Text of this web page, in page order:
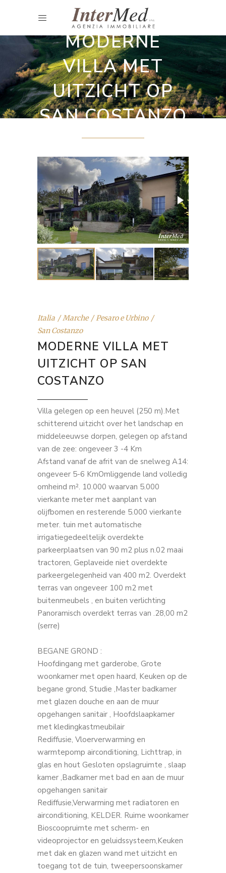
Villa
MODERNE
VILLA MET
UITZICHT OP
SAN COSTANZO
Italia Marche
Pesaro e Urbino
San Costanzo
MODERNE VILLA MET
UITZICHT OP SAN
COSTANZO
Villa gelegen op een heuvel (250 m).Met
schitterend uitzicht over het landschap en
middeleeuwse dorpen, gelegen op afstand
van de zee: ongeveer 3 -4 Km
Afstand vanaf de afrit van de snelweg A14:
ongeveer 5-6 KmOmliggende land volledig
omheind m². 10.000 waarvan 5.000
vierkante meter met aanplant van
olijfbomen en resterende 5.000 vierkante
meter. tuin met automatische
irrigatiegedeeltelijk overdekte
parkeerplaatsen van 90 m2 plus n.02 maai
tractoren, Geplaveide niet overdekte
parkeergelegenheid van 400 m2. Overdekt
terras van ongeveer 100 m2 met
buitenmeubels , en buiten verlichting
Panoramisch overdekt terras van .28,00 m2
(serre)
BEGANE GROND :
Hoofdingang met garderobe, Grote
woonkamer met open haard, Keuken op de
begane grond, Studie ,Master badkamer
met glazen douche en aan de muur
opgehangen sanitair , Hoofdslaapkamer
met kledingkastmeubilair
Rediffusie, Vloerverwarming en
warmtepomp airconditioning, Lichttrap, in
glas en hout Gesloten opslagruimte , slaap
kamer ,Badkamer met bad en aan de muur
opgehangen sanitair
Rediffusie,Verwarming met radiatoren en
airconditioning, KELDER. Ruime woonkamer
Bioscoopruimte met scherm- en
videoprojector en geluidssysteem,Keuken
met dak en glazen wand met uitzicht en
toegang tot de tuin, tweepersoonskamer